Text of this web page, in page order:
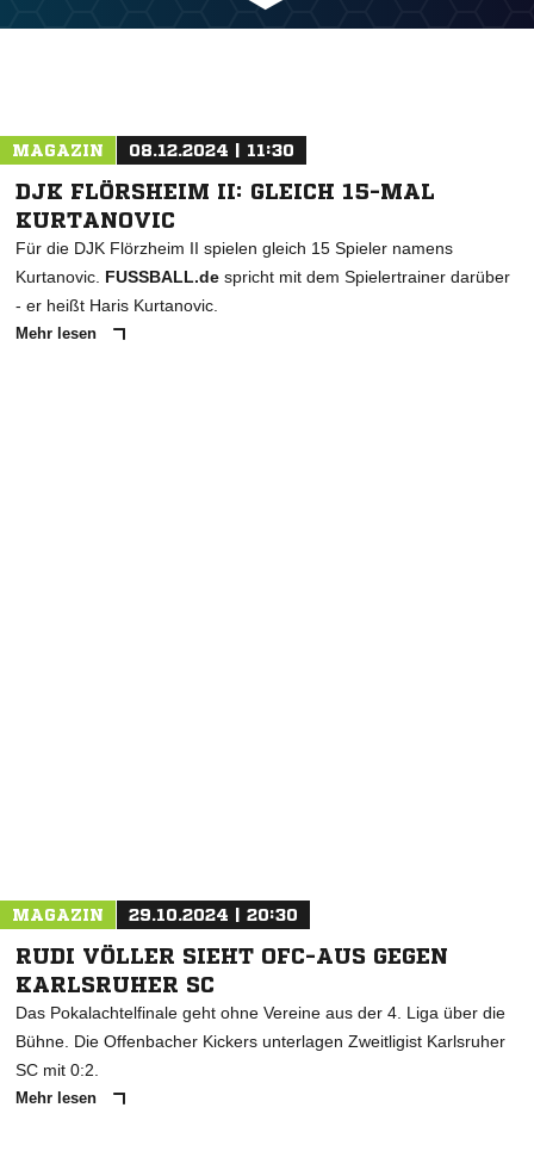
MAGAZIN 08.12.2024 | 11:30
DJK FLÖRSHEIM II: GLEICH 15-MAL
KURTANOVIC
Für die DJK Flörzheim II spielen gleich 15 Spieler namens
Kurtanovic. FUSSBALL.de spricht mit dem Spielertrainer darüber
- er heißt Haris Kurtanovic.
Mehr lesen
MAGAZIN 29.10.2024 | 20:30
RUDI VÖLLER SIEHT OFC-AUS GEGEN
KARLSRUHER SC
Das Pokalachtelfinale geht ohne Vereine aus der 4. Liga über die
Bühne. Die Offenbacher Kickers unterlagen Zweitligist Karlsruher
SC mit 0:2.
Mehr lesen